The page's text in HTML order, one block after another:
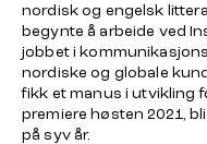
nordisk og engelsk
begynte å arbeide ved
jobbet i
nordiske og globale
fikk et manus i utvikling
premiere høsten 2021,
på syv år.